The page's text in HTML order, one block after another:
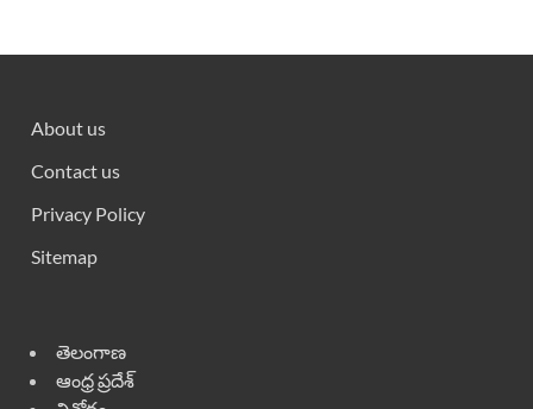
About us
Contact us
Privacy Policy
Sitemap
తెలంగాణ
ఆంధ్ర ప్రదేశ్